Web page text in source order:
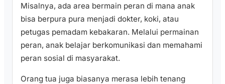
Misalnya, ada area bermain peran di mana anak
bisa berpura pura menjadi dokter, koki, atau
petugas pemadam kebakaran. Melalui permainan
peran, anak belajar berkomunikasi dan memahami
peran sosial di masyarakat.
Orang tua juga biasanya merasa lebih tenang